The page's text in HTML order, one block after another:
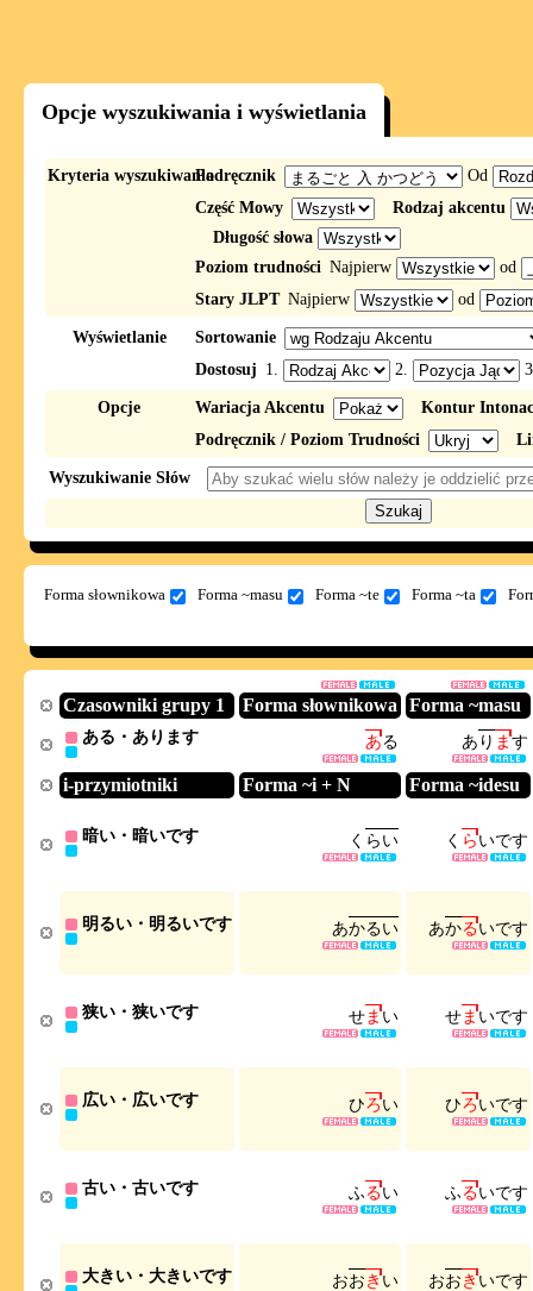
Opcje wyszukiwania i wyświetlania
Kryteria wyszukiwaniaPodręcznik
Od
Część Mowy
Rodzaj akcentu
Długość słowa
Poziom trudności Najpierw
od
Stary JLPT Najpierw od
Wyświetlanie
Sortowanie
Dostosuj 1. 2.
Opcje Wariacja Akcentu
Kontur
Podręcznik / Poziom Trudności
Wyszukiwanie Słów
Forma słownikowa Forma ~masu Forma ~te Forma ~ta
Czasowniki grupy 1 Forma słownikowa Forma ~masu
ある・あります ある あ り ます
i-przymiotniki Forma ~i + N Forma ~idesu
暗い・暗いです く らい く らいです
明るい・明るいです あかるい あかるいです
狭い・狭いです せまい せまいです
広い・広いです ひろい ひろいです
古い・古いです ふるい ふるいです
大きい・大きいです おおきい おおきいです